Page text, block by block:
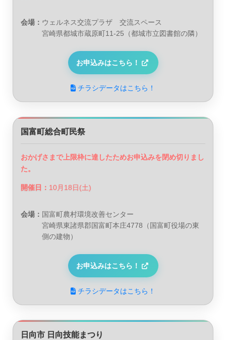
会場： ウェルネス交流プラザ 交流スペース
宮崎県都城市蔵原町11-25（都城市立図書館の隣）
お申込みはこちら！
チラシデータはこちら！
国富町総合町民祭
おかげさまで上限枠に達したためお申込みを閉め切りまし
た。
開催日： 10月18日(土)
会場： 国富町農村環境改善センター
宮崎県東諸県郡国富町本庄4778（国富町役場の東
側の建物）
お申込みはこちら！
チラシデータはこちら！
日向市 日向技能まつり